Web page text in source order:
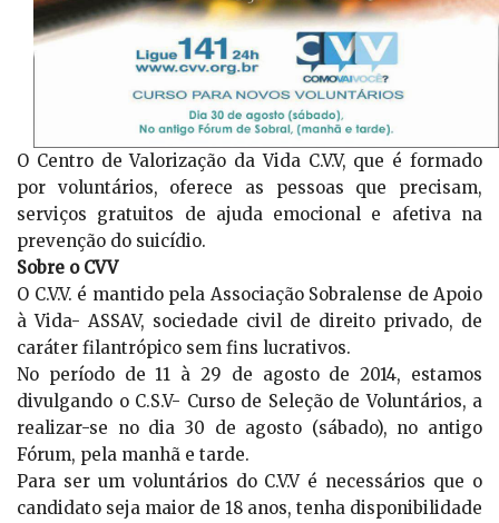
O Centro de Valorização da Vida C.V.V, que é formado
por voluntários, oferece as pessoas que precisam,
serviços gratuitos de ajuda emocional e afetiva na
prevenção do suicídio.
Sobre o CVV
O C.V.V. é mantido pela Associação Sobralense de Apoio
à Vida- ASSAV, sociedade civil de direito privado, de
caráter filantrópico sem fins lucrativos.
No período de 11 à 29 de agosto de 2014, estamos
divulgando o C.S.V- Curso de Seleção de Voluntários, a
realizar-se no dia 30 de agosto (sábado), no antigo
Fórum, pela manhã e tarde.
Para ser um voluntários do C.V.V é necessários que o
candidato seja maior de 18 anos, tenha disponibilidade